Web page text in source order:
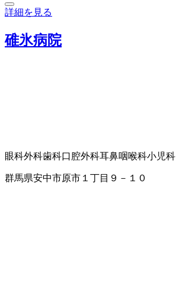
詳細を見る
碓氷病院
眼科外科歯科口腔外科耳鼻咽喉科小児科
群馬県安中市原市１丁目９－１０